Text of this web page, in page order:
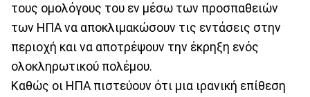
τους ομολόγους του εν μέσω των προσπαθειών
των ΗΠΑ να αποκλιμακώσουν τις εντάσεις στην
περιοχή και να αποτρέψουν την έκρηξη ενός
ολοκληρωτικού πολέμου.
Καθώς οι ΗΠΑ πιστεύουν ότι μια ιρανική επίθεση